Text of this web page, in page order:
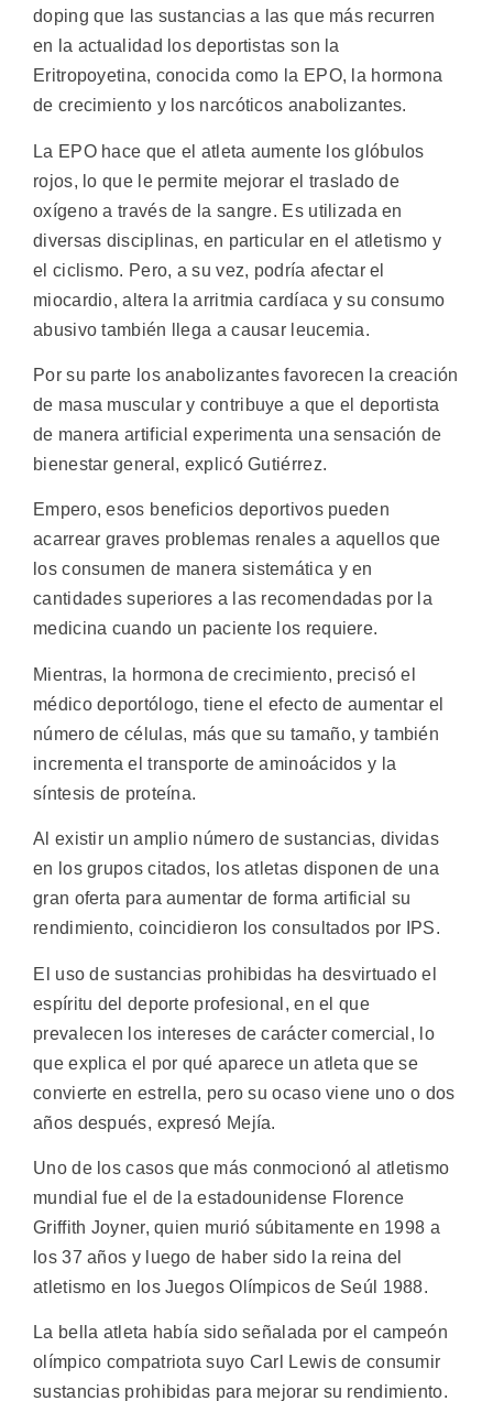
doping que las sustancias a las que más recurren
en la actualidad los deportistas son la
Eritropoyetina, conocida como la EPO, la hormona
de crecimiento y los narcóticos anabolizantes.
La EPO hace que el atleta aumente los glóbulos
rojos, lo que le permite mejorar el traslado de
oxígeno a través de la sangre. Es utilizada en
diversas disciplinas, en particular en el atletismo y
el ciclismo. Pero, a su vez, podría afectar el
miocardio, altera la arritmia cardíaca y su consumo
abusivo también llega a causar leucemia.
Por su parte los anabolizantes favorecen la creación
de masa muscular y contribuye a que el deportista
de manera artificial experimenta una sensación de
bienestar general, explicó Gutiérrez.
Empero, esos beneficios deportivos pueden
acarrear graves problemas renales a aquellos que
los consumen de manera sistemática y en
cantidades superiores a las recomendadas por la
medicina cuando un paciente los requiere.
Mientras, la hormona de crecimiento, precisó el
médico deportólogo, tiene el efecto de aumentar el
número de células, más que su tamaño, y también
incrementa el transporte de aminoácidos y la
síntesis de proteína.
Al existir un amplio número de sustancias, dividas
en los grupos citados, los atletas disponen de una
gran oferta para aumentar de forma artificial su
rendimiento, coincidieron los consultados por IPS.
El uso de sustancias prohibidas ha desvirtuado el
espíritu del deporte profesional, en el que
prevalecen los intereses de carácter comercial, lo
que explica el por qué aparece un atleta que se
convierte en estrella, pero su ocaso viene uno o dos
años después, expresó Mejía.
Uno de los casos que más conmocionó al atletismo
mundial fue el de la estadounidense Florence
Griffith Joyner, quien murió súbitamente en 1998 a
los 37 años y luego de haber sido la reina del
atletismo en los Juegos Olímpicos de Seúl 1988.
La bella atleta había sido señalada por el campeón
olímpico compatriota suyo Carl Lewis de consumir
sustancias prohibidas para mejorar su rendimiento.